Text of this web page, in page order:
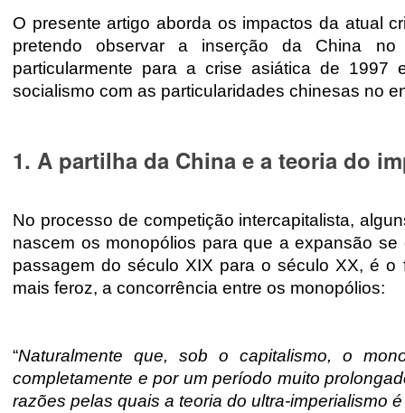
O presente artigo aborda os impactos da atual
pretendo observar a inserção da China no
particularmente para a crise asiática de
socialismo com as particularidades chinesas no
1. A partilha da China e a teoria do
No processo de competição intercapitalista,
nascem os monopólios para que a expansão
passagem do século XIX para o século XX, é
mais feroz, a concorrência entre os monopólios:
“Naturalmente que, sob o capitalismo, o
completamente e por um período muito
razões pelas quais a teoria do ultra-imperialismo é